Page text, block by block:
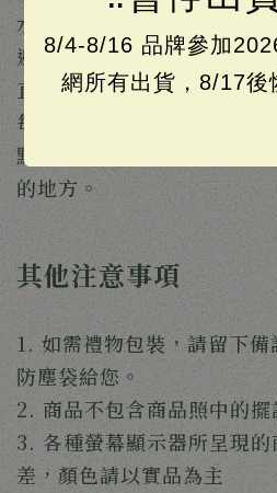
8/4-8/16 品牌參加
網所有出貨，8/17後
水痕，請用乾布輕輕擦拭後
避免使用吹風機或放在太陽
直射
每塊皮革都有著不同紋理、
點，這些都是皮料自己的印
的地方。
其他注意事項
1. 如需禮物包裝，請留下
防塵袋給您。
2. 商品不包含商品照中的擺
3. 各種螢幕顯示器所呈現
差，顏色請以實品為主